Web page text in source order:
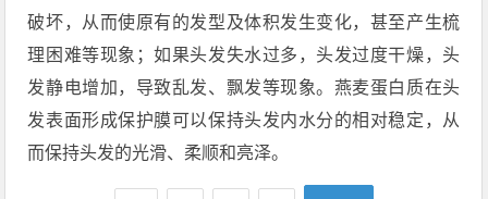
破坏，从而使原有的发型及体积发生变化，甚至产生梳
理困难等现象；如果头发失水过多，头发过度干燥，头
发静电增加，导致乱发、飘发等现象。燕麦蛋白质在头
发表面形成保护膜可以保持头发内水分的相对稳定，从
而保持头发的光滑、柔顺和亮泽。